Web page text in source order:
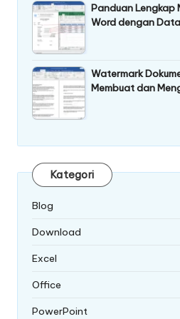
Panduan Lengkap
Word dengan
Watermark
Membuat dan
Kategori
Blog
Download
Excel
Office
PowerPoint